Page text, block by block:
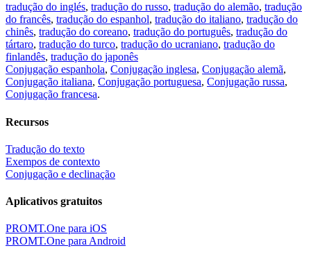
tradução do inglés, tradução do russo, tradução do alemão, tradução
do francês, tradução do espanhol, tradução do italiano, tradução do
chinês, tradução do coreano, tradução do português, tradução do
tártaro, tradução do turco, tradução do ucraniano, tradução do
finlandês, tradução do japonês
Conjugação espanhola, Conjugação inglesa, Conjugação alemã,
Conjugação italiana, Conjugação portuguesa, Conjugação russa,
Conjugação francesa.
Recursos
Tradução do texto
Exempos de contexto
Conjugação e declinação
Aplicativos gratuitos
PROMT.One para iOS
PROMT.One para Android